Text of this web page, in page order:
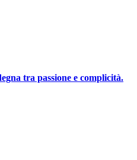
tra passione e complicità.